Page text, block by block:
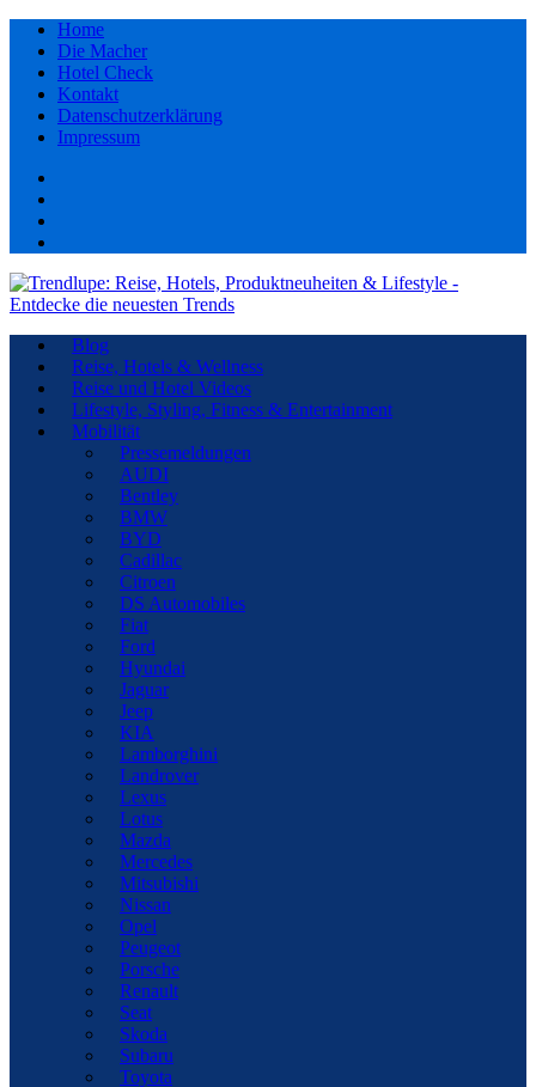
Home
Die Macher
Hotel Check
Kontakt
Datenschutzerklärung
Impressum
Blog
Reise, Hotels & Wellness
Reise und Hotel Videos
Lifestyle, Styling, Fitness & Entertainment
Mobilität
Pressemeldungen
AUDI
Bentley
BMW
BYD
Cadillac
Citroen
DS Automobiles
Fiat
Ford
Hyundai
Jaguar
Jeep
KIA
Lamborghini
Landrover
Lexus
Lotus
Mazda
Mercedes
Mitsubishi
Nissan
Opel
Peugeot
Porsche
Renault
Seat
Skoda
Subaru
Toyota